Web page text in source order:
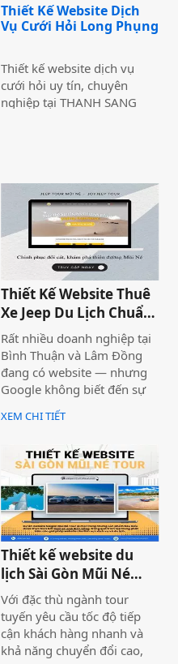
Thiết Kế Website Dịch
Vụ Cưới Hỏi Long Phụng
Thiết kế website dịch vụ
cưới hỏi uy tín, chuyên
nghiệp tại THANH SANG
Thiết Kế Website Thuê
Xe Jeep Du Lịch Chuẩn
SEO 2026 | JoyJeep
Rất nhiều doanh nghiệp tại
Bình Thuận và Lâm Đồng
đang có website — nhưng
Google không biết đến sự
tồn tại của họ. Không có
khách từ tìm kiếm tự nhiên,
dung đều trở nên vô nghĩa.
Vấn đề không nằm ở nội
dung hay thiếu ngân sách
quảng cáo — mà nằm ngay
ở nền tảng: website chưa
được thiết kế chuẩn SEO
2026 từ đầu.
XEM CHI TIẾT
Thiết kế website du
lịch Sài Gòn Mũi Né
Tour
Với đặc thù ngành tour
tuyến yêu cầu tốc độ tiếp
cận khách hàng nhanh và
khả năng chuyển đổi cao,